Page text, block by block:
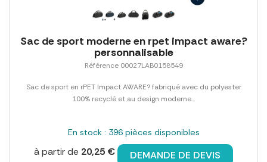
Sac de sport moderne en rpet impact aware?
personnalisable
Référence 00027LAB0158549
Sac de sport en rPET Impact AWARE? fabriqué avec du polyester
100% recyclé et au design moderne...
En stock : 396 pièces disponibles
à partir de 20,25 € DEMANDE DE DEVIS